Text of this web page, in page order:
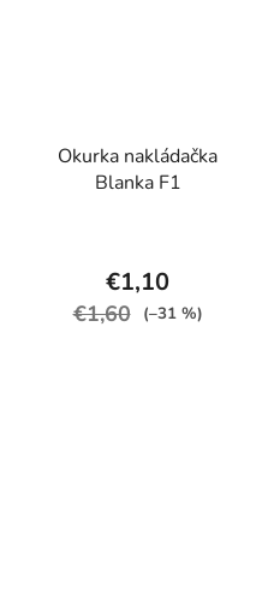
Okurka nakládačka
Blanka F1
€1,10
€1,60 (–31 %)